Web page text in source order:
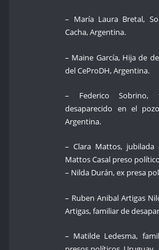
– María Laura Bretal,
Cacha, Argentina.
– Maine García, Hija de
del CeProDH, Argentina.
– Federico Sobrino,
desaparecido en el
Argentina.
– Clara Mattos,
Mattos Casal preso
– Nilda Durán, ex presa
– Ruben Anibal Artigas
Artigas, familiar de
– Matilde Ledesma,